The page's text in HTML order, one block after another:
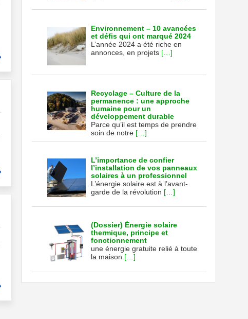
Environnement – 10 avancées
et défis qui ont marqué 2024
L’année 2024 a été riche en
annonces, en projets […]
Recyclage – Culture de la
permanence : une approche
humaine pour un
développement durable
Parce qu’il est temps de prendre
soin de notre […]
L’importance de confier
l’installation de vos panneaux
solaires à un professionnel
L’énergie solaire est à l’avant-
garde de la révolution […]
(Dossier) Énergie solaire
thermique, principe et
fonctionnement
une énergie gratuite relié à toute
la maison […]